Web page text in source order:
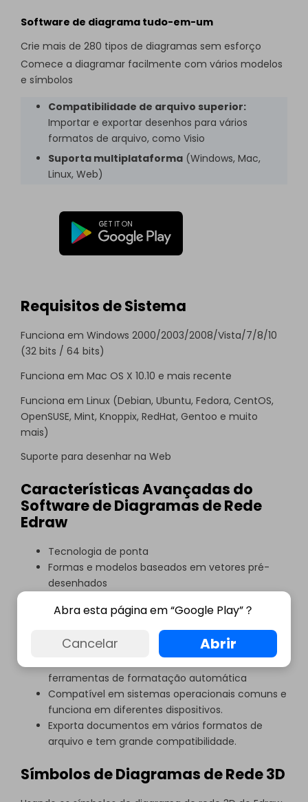
Software de diagrama tudo-em-um
Crie mais de 280 tipos de diagramas sem esforço
Comece a diagramar facilmente com vários modelos
e símbolos
Compatibilidade de arquivo superior:
Importar e exportar desenhos para vários
formatos de arquivo, como Visio
Suporta multiplataforma (Windows, Mac,
Linux, Web)
Requisitos de Sistema
Funciona em Windows 2000/2003/2008/Vista/7/8/10
(32 bits / 64 bits)
Funciona em Mac OS X 10.10 e mais recente
Funciona em Linux (Debian, Ubuntu, Fedora, CentOS,
OpenSUSE, Mint, Knoppix, RedHat, Gentoo e muito
mais)
Suporte para desenhar na Web
Características Avançadas do
Software de Diagramas de Rede
Edraw
Tecnologia de ponta
Formas e modelos baseados em vetores pré-
desenhados
pode fazer mais de 280 tipos de diagramas para
Fácil de usar com a interface drag & drop,
ferramentas de formatação automática
Compatível em sistemas operacionais comuns e
funciona em diferentes dispositivos.
Exporta documentos em vários formatos de
arquivo e tem grande compatibilidade.
Símbolos de Diagramas de Rede 3D
Abra esta página em “Google Play”？
Cancelar Abrir